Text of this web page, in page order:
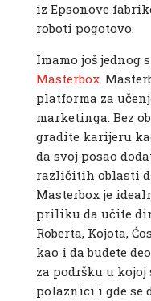
iz Epsonove
roboti pogotovo.
Imamo još jednog
Masterbox.
platforma za
marketinga. Bez
gradite karijeru
da svoj posao
različitih oblasti
Masterbox je
priliku da učite
Roberta, Kojota,
kao i da budete
za podršku u
polaznici i gde se